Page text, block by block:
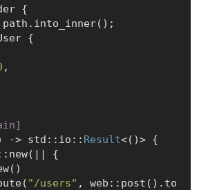
{
path.into_inner();
,
-> std::io:: Result<()> {
.route(
"/users" , web::post().to